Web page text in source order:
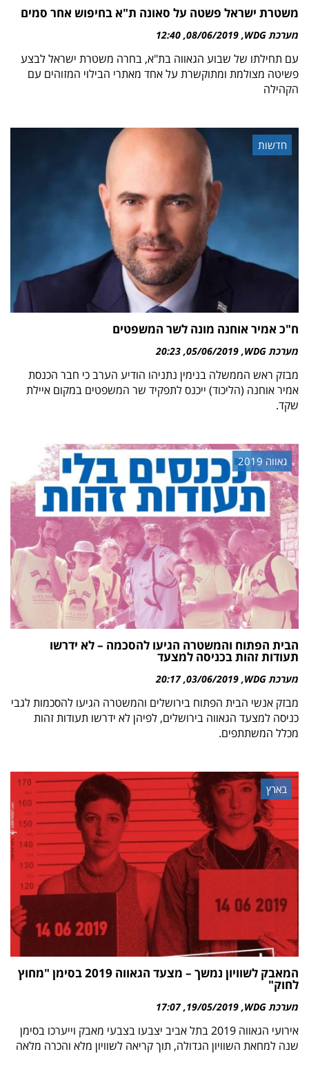
משטרת ישראל פשטה על סאונה ת"א בחיפוש אחר סמים
מערכת WDG 08/06/2019
12:40
עם תחילתו של שבוע הגאווה בת"א, בחרה משטרת ישראל לבצע
פשיטה מצולמת ומתוקשרת על אחד מאתרי הבילוי המזוהים עם
הקהילה
חדשות
ח"כ אמיר אוחנה מונה לשר המשפטים
מערכת WDG 05/06/2019
20:23
מבזק ראש הממשלה בנימין נתניהו הודיע הערב כי חבר הכנסת
אמיר אוחנה (הליכוד) ייכנס לתפקיד שר המשפטים במקום איילת
שקד.
גאווה 2019
הבית הפתוח והמשטרה הגיעו להסכמה – לא ידרשו
תעודות זהות בכניסה למצעד
מערכת WDG 03/06/2019
20:17
מבזק אנשי הבית הפתוח בירושלים והמשטרה הגיעו להסכמות לגבי
כניסה למצעד הגאווה בירושלים, לפיהן לא ידרשו תעודות זהות
מכלל המשתתפים.
בארץ
המאבק לשוויון נמשך – מצעד הגאווה 2019 בסימן "מחוץ
לחוק"
מערכת WDG 19/05/2019
17:07
אירועי הגאווה 2019 בתל אביב יצבעו בצבעי מאבק וייערכו בסימן
שנה למחאת השוויון הגדולה, תוך קריאה לשוויון מלא והכרה מלאה